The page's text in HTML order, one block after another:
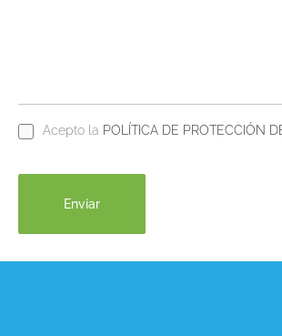
Acepto la POLÍTICA DE PROTECCIÓN